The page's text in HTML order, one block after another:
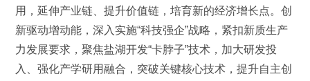
用，延伸产业链、提升价值链，培育新的经济增长点。创
新驱动增动能，深入实施“科技强企”战略，紧扣新质生产
力发展要求，聚焦盐湖开发“卡脖子”技术，加大研发投
入、强化产学研用融合，突破关键核心技术，提升自主创